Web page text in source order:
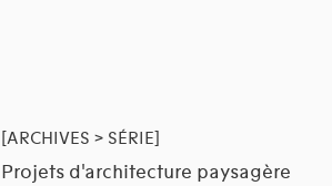
[ARCHIVES > SÉRIE]
Projets d'architecture paysagère